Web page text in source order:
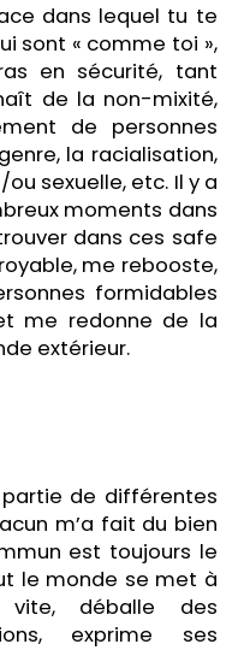
dans lequel tu te
sont « comme toi »,
en sécurité, tant
de la non-mixité,
de personnes
la racialisation,
sexuelle, etc. Il y a
moments dans
dans ces safe
me rebooste,
formidables
me redonne de la
extérieur.
partie de différentes
m’a fait du bien
est toujours le
le monde se met à
vite, déballe des
exprime ses